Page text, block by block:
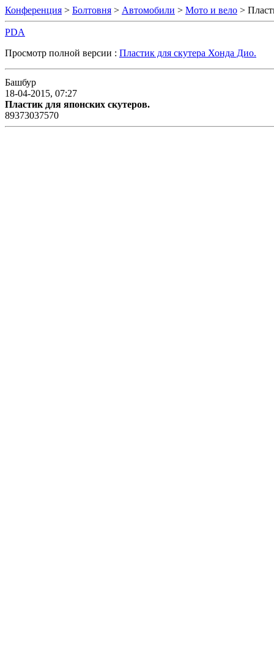
Конференция > Болтовня > Автомобили > Мото и вело >
PDA
Просмотр полной версии : Пластик для скутера Хонда Дио.
Башбур
18-04-2015, 07:27
Пластик для японских скутеров.
89373037570